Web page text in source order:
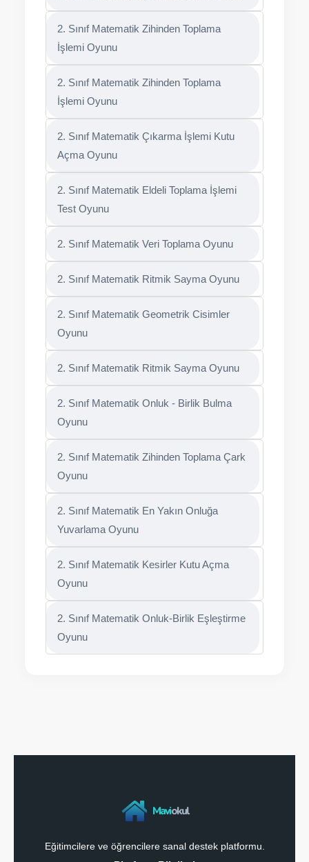
2. Sınıf Matematik Zihinden Toplama
İşlemi Oyunu
2. Sınıf Matematik Zihinden Toplama
İşlemi Oyunu
2. Sınıf Matematik Çıkarma İşlemi Kutu
Açma Oyunu
2. Sınıf Matematik Eldeli Toplama İşlemi
Test Oyunu
2. Sınıf Matematik Veri Toplama Oyunu
2. Sınıf Matematik Ritmik Sayma Oyunu
2. Sınıf Matematik Geometrik Cisimler
Oyunu
2. Sınıf Matematik Ritmik Sayma Oyunu
2. Sınıf Matematik Onluk - Birlik Bulma
Oyunu
2. Sınıf Matematik Zihinden Toplama Çark
Oyunu
2. Sınıf Matematik En Yakın Onluğa
Yuvarlama Oyunu
2. Sınıf Matematik Kesirler Kutu Açma
Oyunu
2. Sınıf Matematik Onluk-Birlik Eşleştirme
Oyunu
Maviokul
Eğitimcilere ve öğrencilere sanal destek platformu.